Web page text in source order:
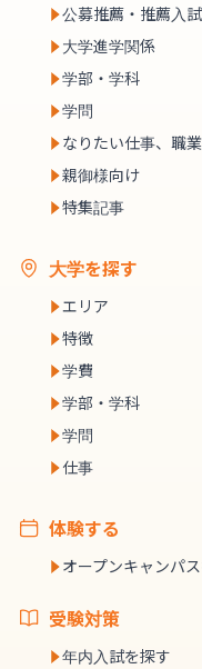
公募推薦・推薦入試
大学進学関係
学部・学科
学問
なりたい仕事、職業
親御様向け
特集記事
大学を探す
エリア
特徴
学費
学部・学科
学問
仕事
体験する
オープンキャンパ
受験対策
年内入試を探す